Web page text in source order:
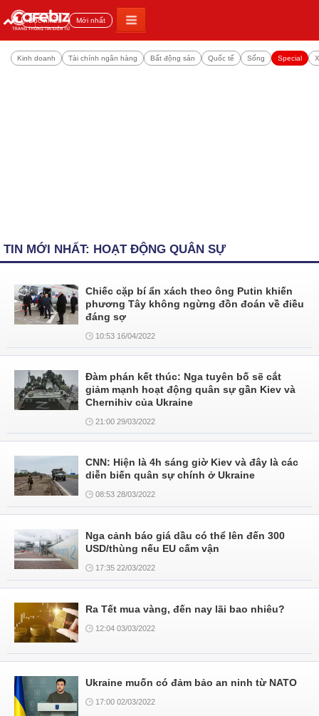
Đọc nhiều Mới nhất
Kinh doanh Tài chính ngân hàng Bất động sản Quốc tế Sống Special
TIN MỚI NHẤT: HOẠT ĐỘNG QUÂN SỰ
Chiếc cặp bí ẩn xách theo ông Putin khiến
phương Tây không ngừng đồn đoán về điều
đáng sợ
10:53 16/04/2022
Đàm phán kết thúc: Nga tuyên bố sẽ cắt
giảm mạnh hoạt động quân sự gần Kiev và
Chernihiv của Ukraine
21:00 29/03/2022
CNN: Hiện là 4h sáng giờ Kiev và đây là các
diễn biến quân sự chính ở Ukraine
08:53 28/03/2022
Nga cảnh báo giá dầu có thể lên đến 300
USD/thùng nếu EU cấm vận
17:35 22/03/2022
Ra Tết mua vàng, đến nay lãi bao nhiêu?
12:04 03/03/2022
Ukraine muốn có đảm bảo an ninh từ NATO
17:00 02/03/2022